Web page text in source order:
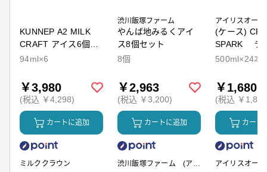
KUNNEP A2 MILK
CRAFT アイス6個セ
ット
94ml×6
￥3,980
(税込 ￥4,298)
カートに追加
ミルククラウン
渋川飯塚ファーム
やんば地みるくアイ
ス8個セット
8個
￥2,963
(税込 ￥3,200)
カートに追加
渋川飯塚ファーム (アイ
アイリスオーヤ
(ケース)
SPARK ラ
500ml×24本
￥1,680
(税込 ￥
カート
アイリスオー